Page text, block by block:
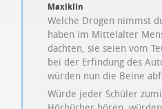
Maxiklin
Welche Drogen nimmst
haben im Mittelalter
dachten, sie seien vom
bei der Erfindung des
würden nun die Beine
Würde jeder Schüler